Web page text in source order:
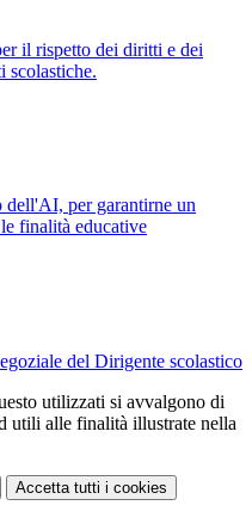
il rispetto dei diritti e dei
scolastiche.
dell'AI, per garantirne un
finalità educative
del Dirigente scolastico
utilizzati si avvalgono di
utili alle finalità illustrate nella
Accetta tutti i cookies